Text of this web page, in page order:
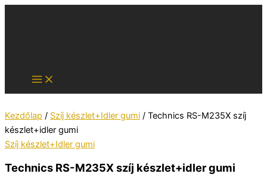
Kezdőlap / Szíj készlet+Idler gumi / Technics RS-M235X szíj
készlet+idler gumi
Szíj készlet+Idler gumi
Technics RS-M235X szíj készlet+idler gumi